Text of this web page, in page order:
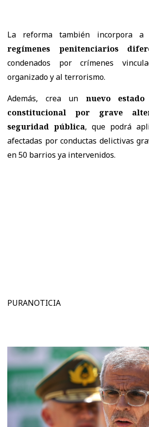
La reforma también incorpora a
regímenes penitenciarios
condenados por crímenes
organizado y al terrorismo.
Además, crea un nuevo
constitucional por grave
seguridad pública, que podrá
afectadas por conductas delictivas
en 50 barrios ya intervenidos.
PURANOTICIA